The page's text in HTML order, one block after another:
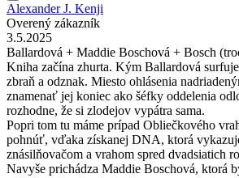
Alexander J. Kenji
Overený zákazník
3.5.2025
Ballardová + Maddie Boschová + Bosch
Kniha začína zhurta. Kým Ballardová
zbraň a odznak. Miesto ohlásenia
znamenať jej koniec ako šéfky oddelenia
rozhodne, že si zlodejov vypátra sama.
Popri tom tu máme prípad Obliečkového
pohnúť, vďaka získanej DNA, ktorá
znásilňovačom a vrahom spred dvadsiatich
Navyše prichádza Maddie Boschová, ktorá